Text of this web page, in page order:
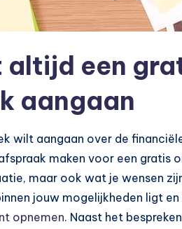
altijd een
aangaan
wilt aangaan over de
maken voor een gratis
maar ook wat je wensen
jouw mogelijkheden ligt
opnemen. Naast het